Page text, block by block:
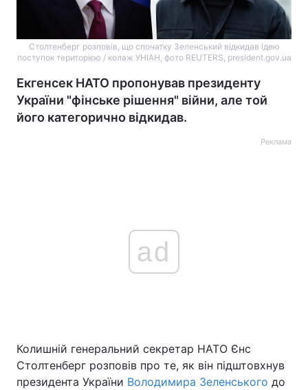
Україна Політика
Столтенберг розповів, що спочатку Зеленський відкидав ідею
поступок територією / колаж УНІАН, фото REUTERS, president.gov.ua
Екгенсек НАТО пропонував президенту
України "фінське рішення" війни, але той
його категорично відкидав.
Реклама
ad
Колишній генеральний секретар НАТО Єнс
Столтенберг розповів про те, як він підштовхнув
президента України Володимира Зеленського до